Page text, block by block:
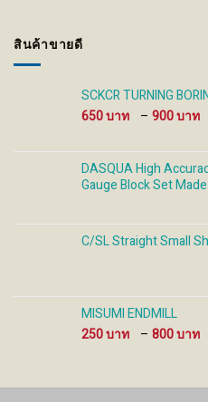
สินค้าขายดี
SCKCR TURNING
650
– 900
DASQUA High
Gauge Block Set
C/SL Straight Small
MISUMI ENDMILL
250
– 800